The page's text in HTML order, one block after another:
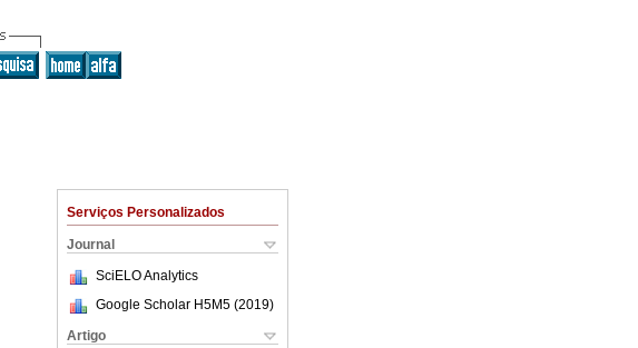
Serviços Personalizados
Journal
SciELO Analytics
Google Scholar H5M5 (2019)
Artigo